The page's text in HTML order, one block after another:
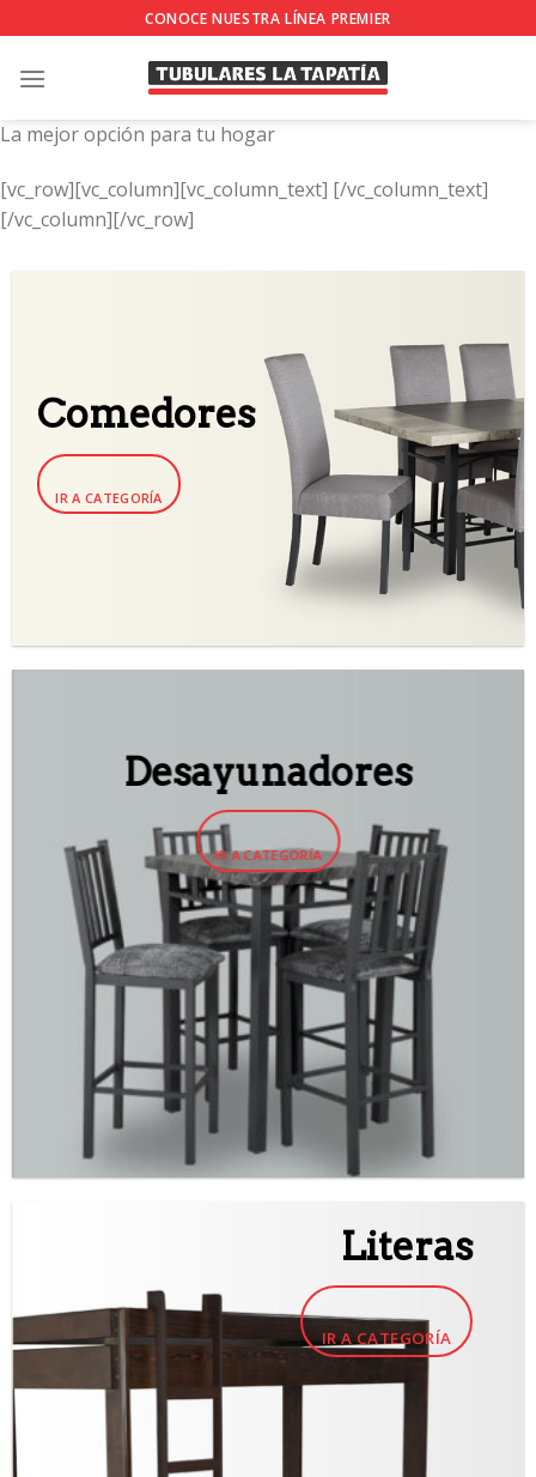
to
content
CONOCE NUESTRA LÍNEA PREMIER
La mejor opción para tu hogar
[vc_row][vc_column][vc_column_text] [/vc_column_text]
[/vc_column][/vc_row]
Comedores
IR A CATEGORÍA
Desayunadores
IR A CATEGORÍA
Literas
IR A CATEGORÍA